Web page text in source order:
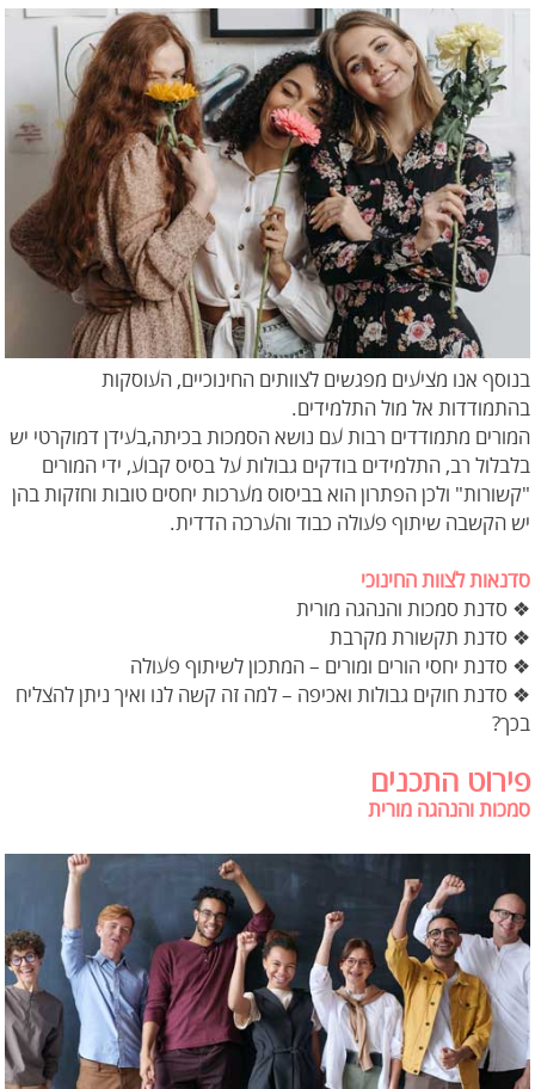
בנוסף אנו מציעים מפגשים לצוותים החינוכיים, העוסקות
בהתמודדות אל מול התלמידים.
המורים מתמודדים רבות עם נושא הסמכות בכיתה,בעידן דמוקרטי יש
בלבלול רב, התלמידים בודקים גבולות על בסיס קבוע, ידי המורים
"קשורות" ולכן הפתרון הוא בביסוס מערכות יחסים טובות וחזקות בהן
יש הקשבה שיתוף פעולה כבוד והערכה הדדית.
סדנאות לצוות החינוכי
❖ סדנת סמכות והנהגה מורית
❖ סדנת תקשורת מקרבת
❖ סדנת יחסי הורים ומורים – המתכון לשיתוף פעולה
❖ סדנת חוקים גבולות ואכיפה – למה זה קשה לנו ואיך ניתן להצליח
בכך?
פירוט התכנים
סמכות והנהגה מורית